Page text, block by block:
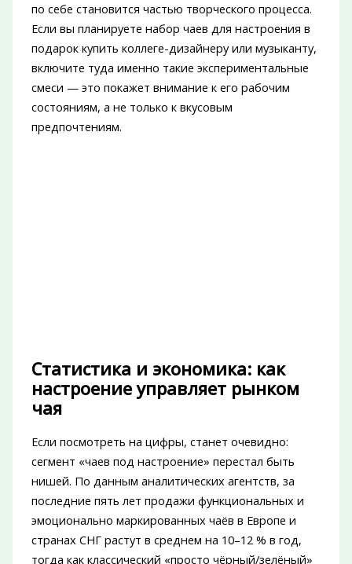
по себе становится частью творческого процесса.
Если вы планируете набор чаев для настроения в
подарок купить коллеге-дизайнеру или музыканту,
включите туда именно такие экспериментальные
смеси — это покажет внимание к его рабочим
состояниям, а не только к вкусовым
предпочтениям.
Статистика и экономика: как
настроение управляет рынком
чая
Если посмотреть на цифры, станет очевидно:
сегмент «чаев под настроение» перестал быть
нишей. По данным аналитических агентств, за
последние пять лет продажи функциональных и
эмоционально маркированных чаёв в Европе и
странах СНГ растут в среднем на 10–12 % в год,
тогда как классический «просто чёрный/зелёный»